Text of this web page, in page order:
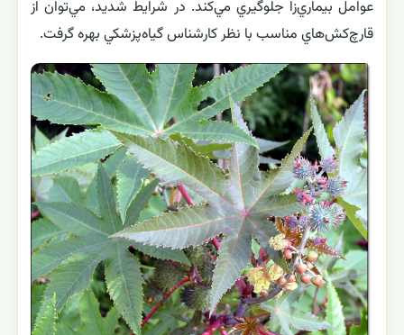
عوامل بيماري‌زا جلوگيري مي‌كند. در شرايط شديد، مي‌توان از
قارچ‌كش‌هاي مناسب با نظر كارشناس گياه‌پزشكي بهره گرفت.